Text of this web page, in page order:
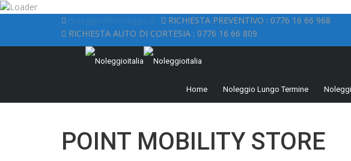
RICHIESTA PREVENTIVO : 0776 16 66 968
RICHIESTA AUTO DI CORTESIA : 0776 16 66 809
Home Noleggio Lungo Termine
POINT MOBILITY STORE